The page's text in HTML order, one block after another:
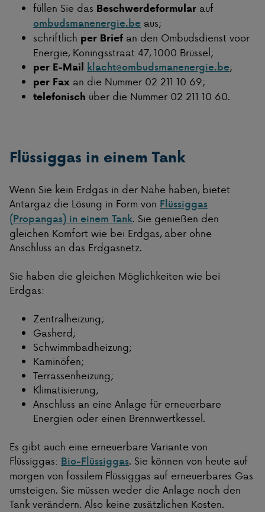
füllen Sie das Beschwerdeformular auf
ombudsmanenergie.be aus;
schriftlich per Brief an den Ombudsdienst voor
Energie, Koningsstraat 47, 1000 Brüssel;
per E-Mail klacht@ombudsmanenergie.be;
per Fax an die Nummer 02 211 10 69;
telefonisch über die Nummer 02 211 10 60.
Flüssiggas in einem Tank
Wenn Sie kein Erdgas in der Nähe haben, bietet
Antargaz die Lösung in Form von Flüssiggas
(Propangas) in einem Tank. Sie genießen den
gleichen Komfort wie bei Erdgas, aber ohne
Anschluss an das Erdgasnetz.
Sie haben die gleichen Möglichkeiten wie bei
Erdgas:
Zentralheizung;
Gasherd;
Schwimmbadheizung;
Kaminöfen;
Terrassenheizung;
Klimatisierung;
Anschluss an eine Anlage für erneuerbare
Energien oder einen Brennwertkessel.
Es gibt auch eine erneuerbare Variante von
Flüssiggas: Bio-Flüssiggas. Sie können von heute auf
morgen von fossilem Flüssiggas auf erneuerbares Gas
umsteigen. Sie müssen weder die Anlage noch den
Tank verändern. Also keine zusätzlichen Kosten.